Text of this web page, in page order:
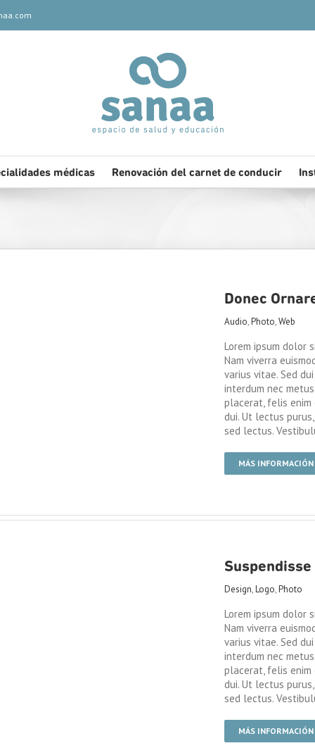
médicas Renovación del carnet de conducir
Donec
Audio,Photo,Web
Lorem ipsum dolor
Nam viverra
varius vitae. Sed
interdum nec
placerat, felis
dui. Ut lectus
sed lectus.
MÁS INFORMACIÓN
Design,Logo,Photo
Lorem ipsum dolor
Nam viverra
varius vitae. Sed
interdum nec
placerat, felis
dui. Ut lectus
sed lectus.
MÁS INFORMACIÓN